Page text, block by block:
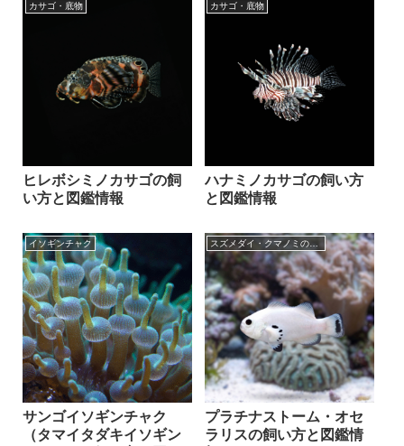
カサゴ・底物
ヒレボシミノカサゴの飼
い方と図鑑情報
カサゴ・底物
ハナミノカサゴの飼い方
と図鑑情報
イソギンチャク
サンゴイソギンチャク
（タマイタダキイソギン
プラチナストーム・オセ
ラリスの飼い方と図鑑情